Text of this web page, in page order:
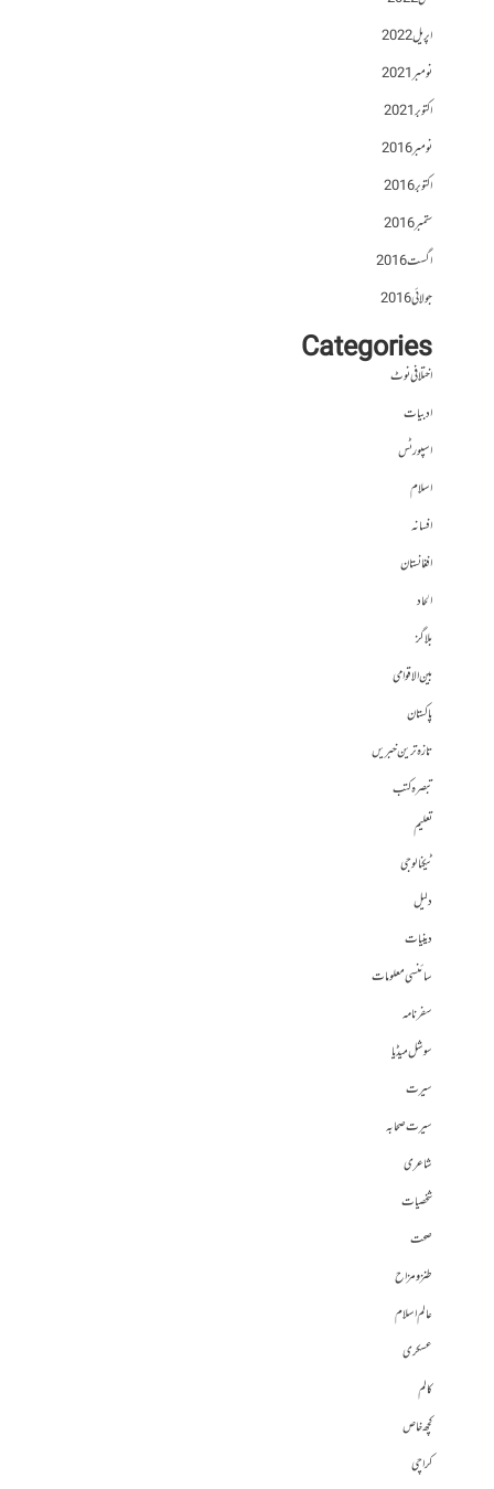
اپریل 2022
نومبر 2021
اکتوبر 2021
نومبر 2016
اکتوبر 2016
ستمبر 2016
اگست 2016
جولائی 2016
Categories
اختلافی نوٹ
ادبیات
اسپورٹس
اسلام
افسانہ
افغانستان
الحاد
بلاگز
بین الاقوامی
پاکستان
تازہ ترین خبریں
تبصرہ کتب
تعلیم
ٹیکنالوجی
دلیل
دینیات
سائنسی معلومات
سفرنامہ
سوشل میڈیا
سیرت
سیرت صحابہ
شاعری
شخصیات
صحت
طنز و مزاح
عالم اسلام
عسکری
کالم
کچھ خاص
کراچی